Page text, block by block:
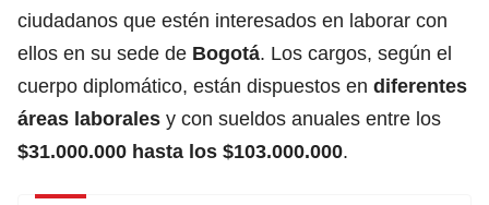
ciudadanos que estén interesados en laborar con
ellos en su sede de Bogotá. Los cargos, según el
cuerpo diplomático, están dispuestos en diferentes
áreas laborales y con sueldos anuales entre los
$31.000.000 hasta los $103.000.000.